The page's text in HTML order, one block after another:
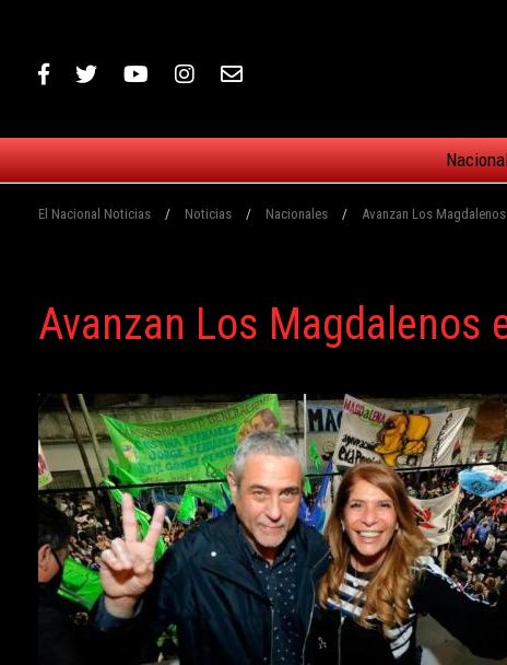
El Nacional Noticias / Noticias / Nacionales / Avanzan Los
Avanzan Los Magdalenos